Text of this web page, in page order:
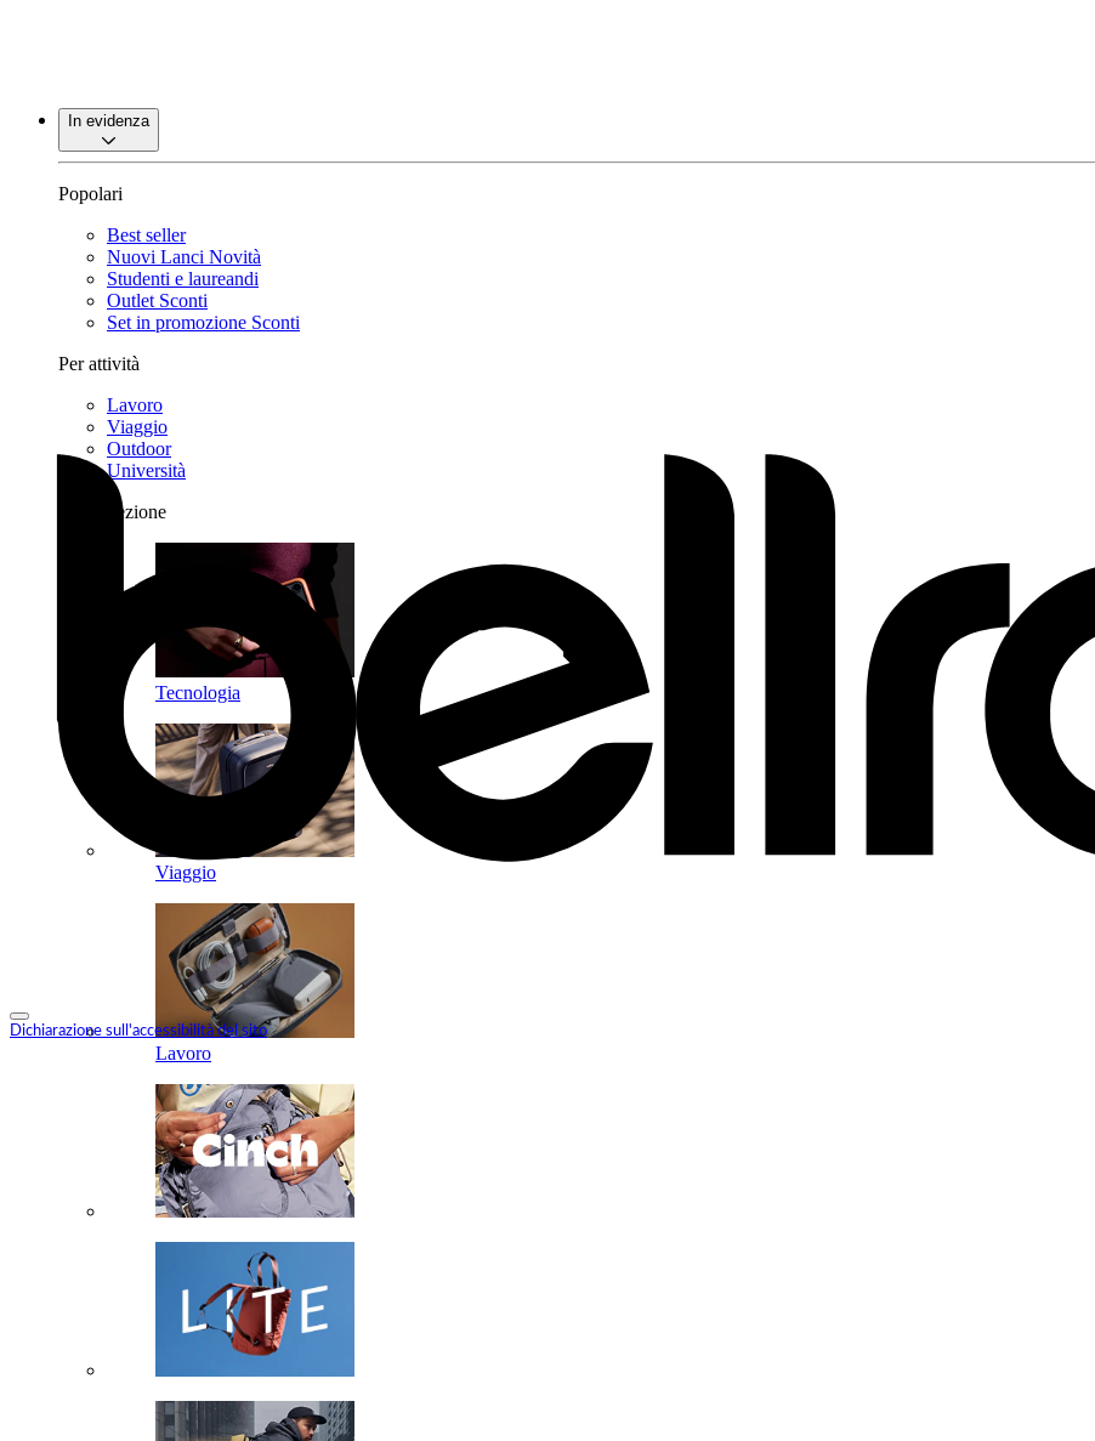
Dichiarazione sull'accessibilità del sito
In evidenza
Popolari
Best seller
Nuovi Lanci Novità
Studenti e laureandi
Outlet Sconti
Set in promozione Sconti
Per attività
Lavoro
Viaggio
Outdoor
Università
Per collezione
Tecnologia
Viaggio
Lavoro